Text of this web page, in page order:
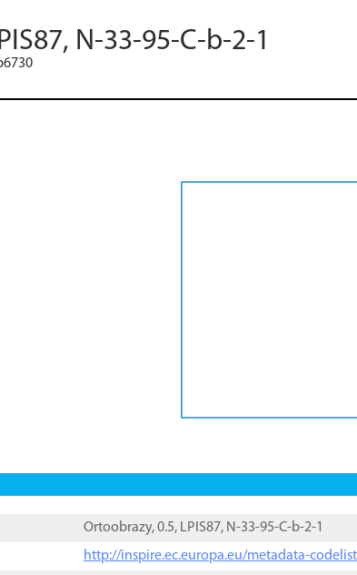
N-33-95-C-b-2-1
Ortoobrazy, 0.5, LPIS87, N-33-95-C-b-2-1
http://inspire.ec.europa.eu/metadata-